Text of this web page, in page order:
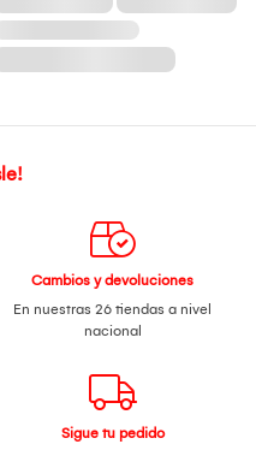
Cambios y devoluciones
En nuestras 26 tiendas a nivel
nacional
Sigue tu pedido